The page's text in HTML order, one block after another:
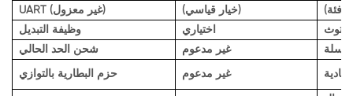
UART (غير معزول)
(خيار قياسي)
وظيفة التبديل
اختياري
شحن الحد الحالي
غير مدعوم
حزم البطارية بالتوازي غير مدعوم